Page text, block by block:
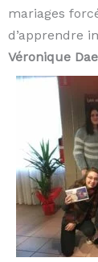
mariages
d’apprendre
Véronique